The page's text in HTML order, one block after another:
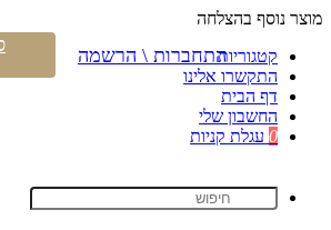
מוצר נוסף בהצלחה
קטגוריות
התקשרו אלינו
דף הבית
החשבון שלי
0 עגלת קניות
התחברות \ הרשמה